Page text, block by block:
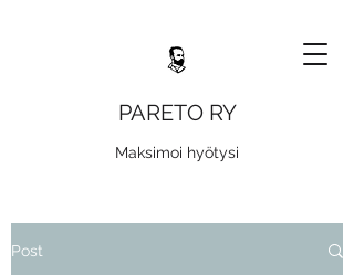
PARETO RY
Maksimoi hyötysi
Post